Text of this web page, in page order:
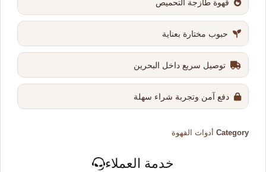
قهوة طازجة التحميص
حبوب مختارة بعناية
توصيل سريع داخل البحرين
دفع آمن وتجربة شراء سهلة
Category أدوات القهوة
خدمة العملاء